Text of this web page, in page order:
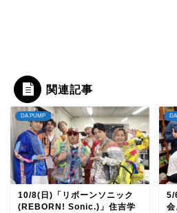
関連記事
DA PUMP
10/8(日)「リボーンソニック
(REBORN! Sonic.)」住吉学
5/